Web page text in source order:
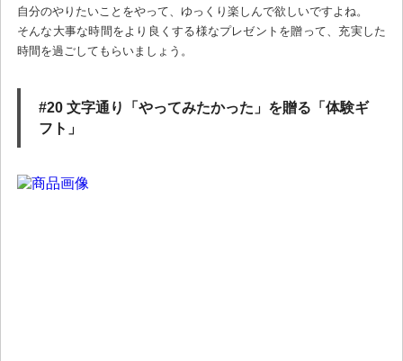
自分のやりたいことをやって、ゆっくり楽しんで欲しいですよね。
そんな大事な時間をより良くする様なプレゼントを贈って、充実した
時間を過ごしてもらいましょう。
#20 文字通り「やってみたかった」を贈る「体験ギ
フト」